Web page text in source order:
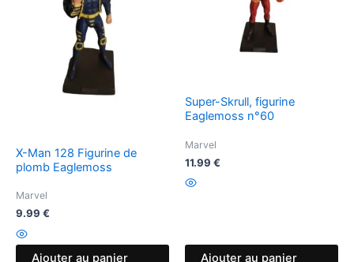
X-Man 128 Figurine de
plomb Eaglemoss
Marvel
9.99 €
Ajouter au panier
Super-Skrull, figurine
Eaglemoss n°60
Marvel
11.99 €
Ajouter au panier